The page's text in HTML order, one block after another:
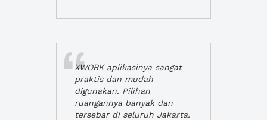
XWORK aplikasinya sangat
praktis dan mudah
digunakan. Pilihan
ruangannya banyak dan
tersebar di seluruh Jakarta.